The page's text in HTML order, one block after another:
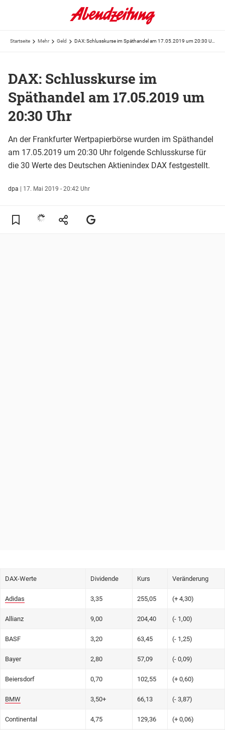
Startseite Mehr Geld
DAX: Schlusskurse im
Späthandel am 17.05.2019 um
20:30 Uhr
An der Frankfurter Wertpapierbörse wurden im Späthandel
am 17.05.2019 um 20:30 Uhr folgende Schlusskurse für
die 30 Werte des Deutschen Aktienindex DAX festgestellt.
dpa | 17. Mai 2019 - 20:42 Uhr
DAX-Werte Dividende Kurs Veränderung
Adidas 3,35 255,05 (+ 4,30)
Allianz 9,00 204,40 (- 1,00)
BASF 3,20 63,45 (- 1,25)
Bayer 2,80 57,09 (- 0,09)
Beiersdorf 0,70 102,55 (+ 0,60)
BMW 3,50+ 66,13 (- 3,87)
Continental 4,75 129,36 (+ 0,06)